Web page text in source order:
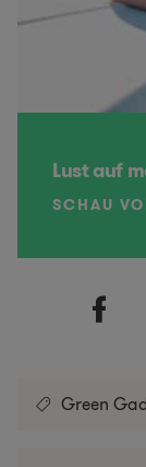
Lust auf
SCHAU
Green